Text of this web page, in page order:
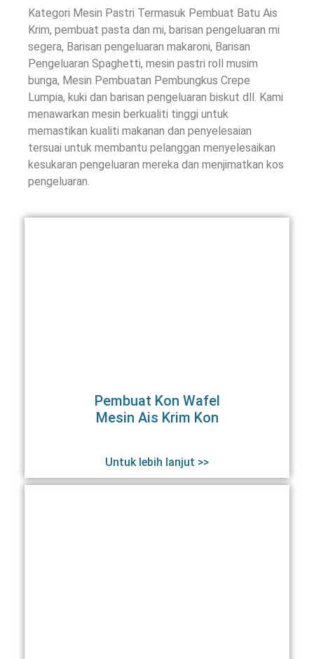
Kategori Mesin Pastri Termasuk Pembuat Batu Ais
Krim, pembuat pasta dan mi, barisan pengeluaran mi
segera, Barisan pengeluaran makaroni, Barisan
Pengeluaran Spaghetti, mesin pastri roll musim
bunga, Mesin Pembuatan Pembungkus Crepe
Lumpia, kuki dan barisan pengeluaran biskut dll. Kami
menawarkan mesin berkualiti tinggi untuk
memastikan kualiti makanan dan penyelesaian
tersuai untuk membantu pelanggan menyelesaikan
kesukaran pengeluaran mereka dan menjimatkan kos
pengeluaran.
Pembuat Kon Wafel
Mesin Ais Krim Kon
Untuk lebih lanjut >>